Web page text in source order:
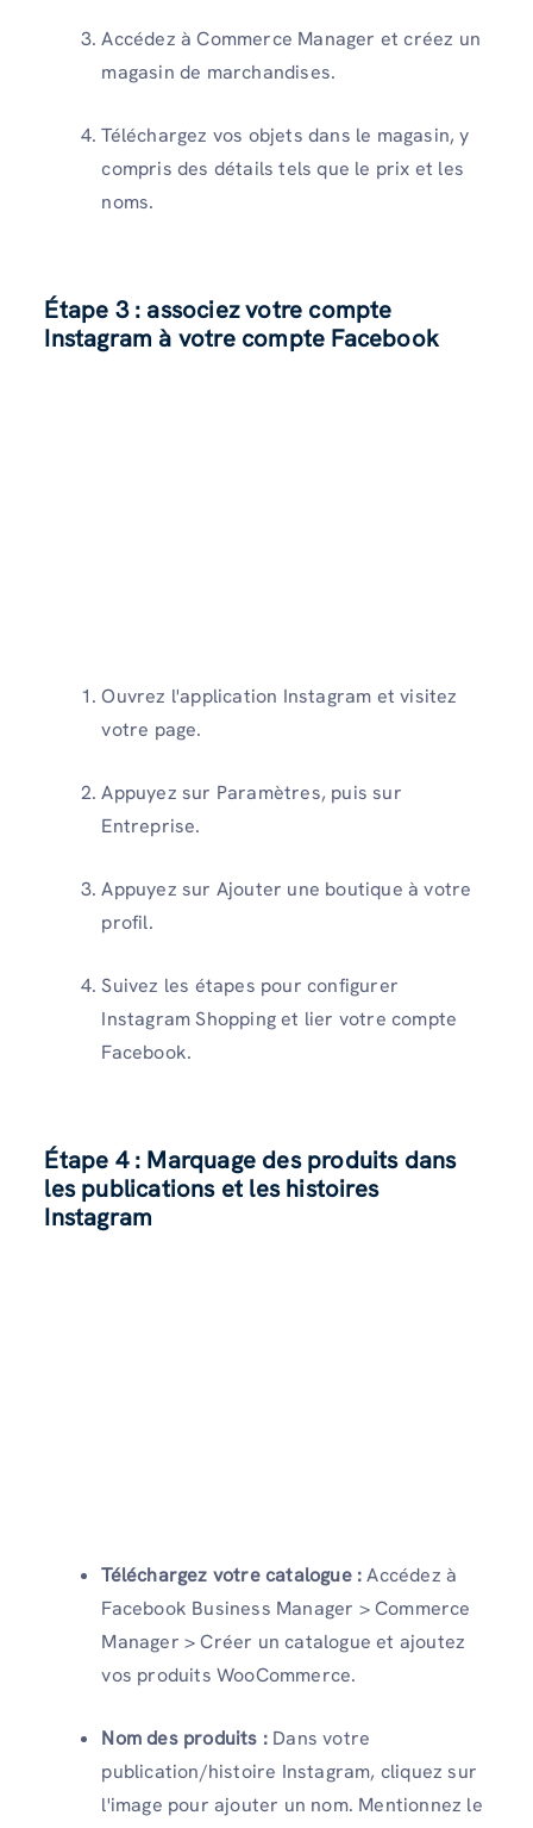
Accédez à Commerce Manager et créez un
magasin de marchandises.
Téléchargez vos objets dans le magasin, y
compris des détails tels que le prix et les
noms.
Étape 3 : associez votre compte
Instagram à votre compte Facebook
Ouvrez l'application Instagram et visitez
votre page.
Appuyez sur Paramètres, puis sur
Entreprise.
Appuyez sur Ajouter une boutique à votre
profil.
Suivez les étapes pour configurer
Instagram Shopping et lier votre compte
Facebook.
Étape 4 : Marquage des produits dans
les publications et les histoires
Instagram
Téléchargez votre catalogue :Accédez à
Facebook Business Manager > Commerce
Manager > Créer un catalogue et ajoutez
vos produits WooCommerce.
Nom des produits : Dans votre
publication/histoire Instagram, cliquez sur
l'image pour ajouter un nom. Mentionnez le